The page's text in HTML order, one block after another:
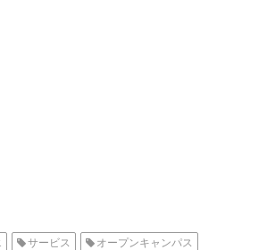
サービス オープンキャンパス